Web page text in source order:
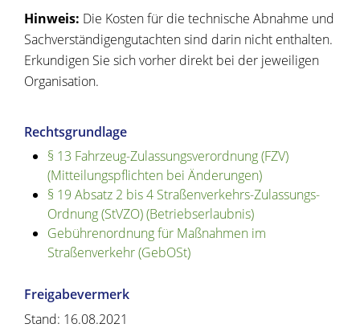
Hinweis: Die Kosten für die technische Abnahme und
Sachverständigengutachten sind darin nicht enthalten.
Erkundigen Sie sich vorher direkt bei der jeweiligen
Organisation.
Rechtsgrundlage
§ 13 Fahrzeug-Zulassungsverordnung (FZV)
(Mitteilungspflichten bei Änderungen)
§ 19 Absatz 2 bis 4 Straßenverkehrs-Zulassungs-
Ordnung (StVZO) (Betriebserlaubnis)
Gebührenordnung für Maßnahmen im
Straßenverkehr (GebOSt)
Freigabevermerk
Stand: 16.08.2021